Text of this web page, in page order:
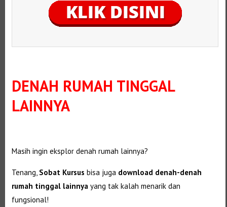
DENAH RUMAH TINGGAL
LAINNYA
Masih ingin eksplor denah rumah lainnya?
Tenang, Sobat Kursus bisa juga download denah-denah
rumah tinggal lainnya yang tak kalah menarik dan
fungsional!